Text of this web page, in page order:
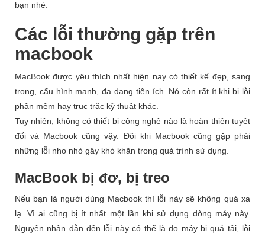
bạn nhé.
Các lỗi thường gặp trên
macbook
MacBook được yêu thích nhất hiện nay có thiết kế đẹp, sang
trọng, cấu hình mạnh, đa dạng tiện ích. Nó còn rất ít khi bị lỗi
phần mềm hay trục trặc kỹ thuật khác.
Tuy nhiên, không có thiết bị công nghệ nào là hoàn thiện tuyệt
đối và Macbook cũng vậy. Đôi khi Macbook cũng gặp phải
những lỗi nho nhỏ gây khó khăn trong quá trình sử dụng.
MacBook bị đơ, bị treo
Nếu bạn là người dùng Macbook thì lỗi này sẽ không quá xa
lạ. Vì ai cũng bị ít nhất một lần khi sử dụng dòng máy này.
Nguyên nhân dẫn đến lỗi này có thể là do máy bị quá tải, lỗi